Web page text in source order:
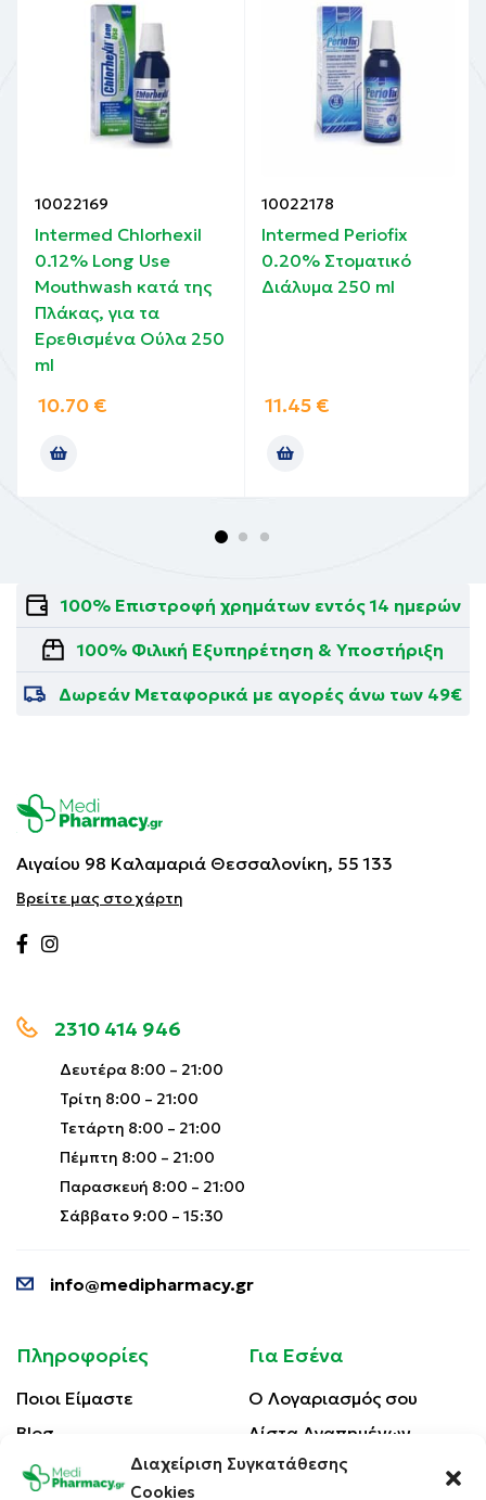
Διαχείριση Συγκατάθεσης
Cookies
10022169
Intermed Chlorhexil
0.12% Long Use
Mouthwash κατά της
Πλάκας, για τα
Ερεθισμένα Ούλα 250
ml
10.70 €
10022178
Intermed Periofix
0.20% Στοματικό
Διάλυμα 250 ml
11.45 €
100% Επιστροφή χρημάτων εντός 14 ημερών
100% Φιλική Εξυπηρέτηση & Υποστήριξη
Δωρεάν Μεταφορικά με αγορές άνω των 49€
Αιγαίου 98 Καλαμαριά Θεσσαλονίκη, 55 133
Βρείτε μας στο χάρτη
2310 414 946
Δευτέρα 8:00 – 21:00
Τρίτη 8:00 – 21:00
Τετάρτη 8:00 – 21:00
Πέμπτη 8:00 – 21:00
Παρασκευή 8:00 – 21:00
Σάββατο 9:00 – 15:30
info@medipharmacy.gr
Πληροφορίες
Ποιοι Είμαστε
Blog
Επικοινωνία
Για Εσένα
Ο Λογαριασμός σου
Λίστα Αγαπημένων
Οι Παραγγελίες σου